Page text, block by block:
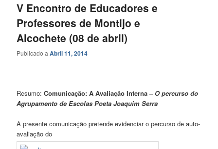
V Encontro de Educadores e
Professores de Montijo e
Alcochete (08 de abril)
Publicado aAbril 11, 2014
Resumo:Comunicação: A Avaliação Interna – O percurso do
Agrupamento de Escolas Poeta Joaquim Serra
A presente comunicação pretende evidenciar o percurso de auto-
avaliação do